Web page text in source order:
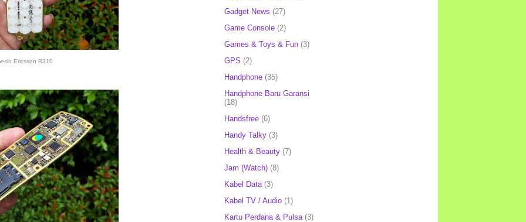
Ericsson R310
Gadget News (27)
Game Console (2)
Games & Toys & Fun (3)
GPS (2)
Handphone (35)
Handphone Baru Garansi
(18)
Handsfree (6)
Handy Talky (3)
Health & Beauty (7)
Jam (Watch) (8)
Kabel Data (3)
Kabel TV / Audio (1)
Kartu Perdana & Pulsa (3)